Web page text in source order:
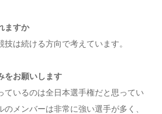
ますか
は続ける方向で考えています。
をお願いします
ているのは全日本選手権だと思ってい
のメンバーは非常に強い選手が多く、